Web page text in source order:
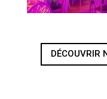
DÉCOUVRIR